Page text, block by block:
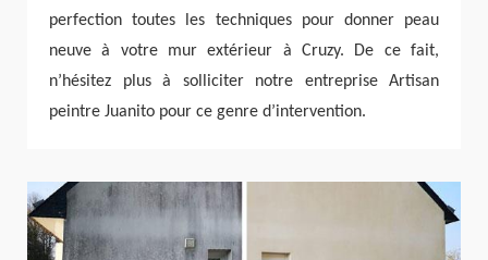
perfection toutes les techniques pour donner peau
neuve à votre mur extérieur à Cruzy. De ce fait,
n’hésitez plus à solliciter notre entreprise Artisan
peintre Juanito pour ce genre d’intervention.